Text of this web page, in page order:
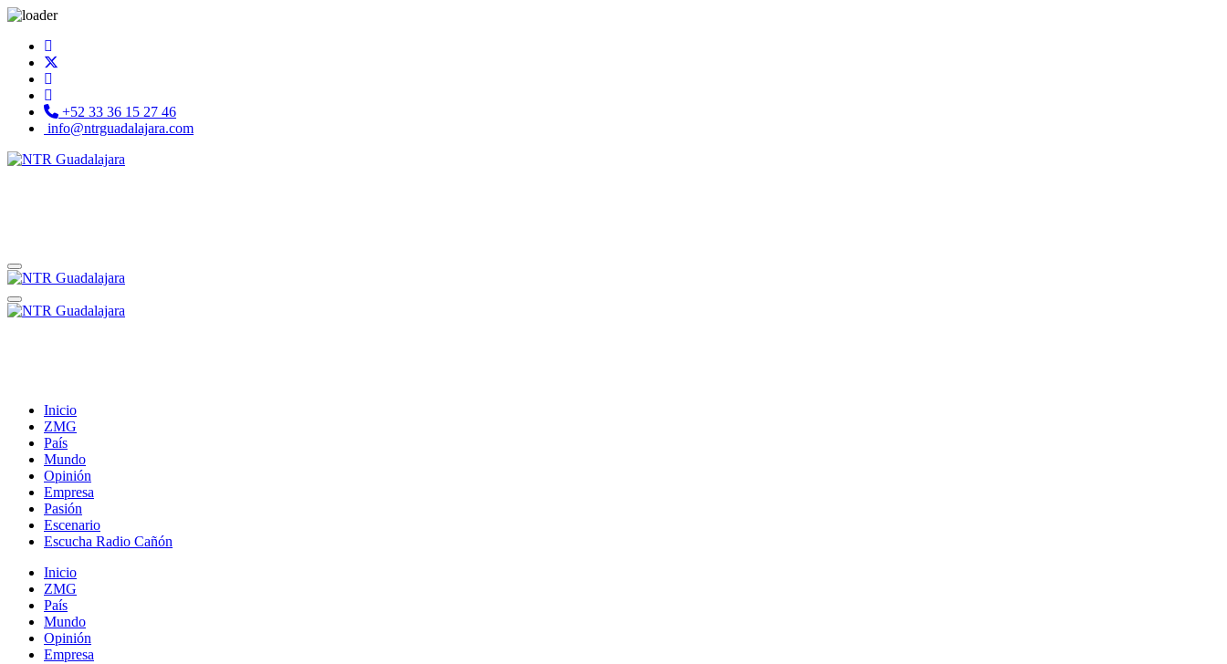
+52 33 36 15 27 46
info@ntrguadalajara.com
Inicio
ZMG
País
Mundo
Opinión
Empresa
Pasión
Escenario
Escucha Radio Cañón
Inicio
ZMG
País
Mundo
Opinión
Empresa